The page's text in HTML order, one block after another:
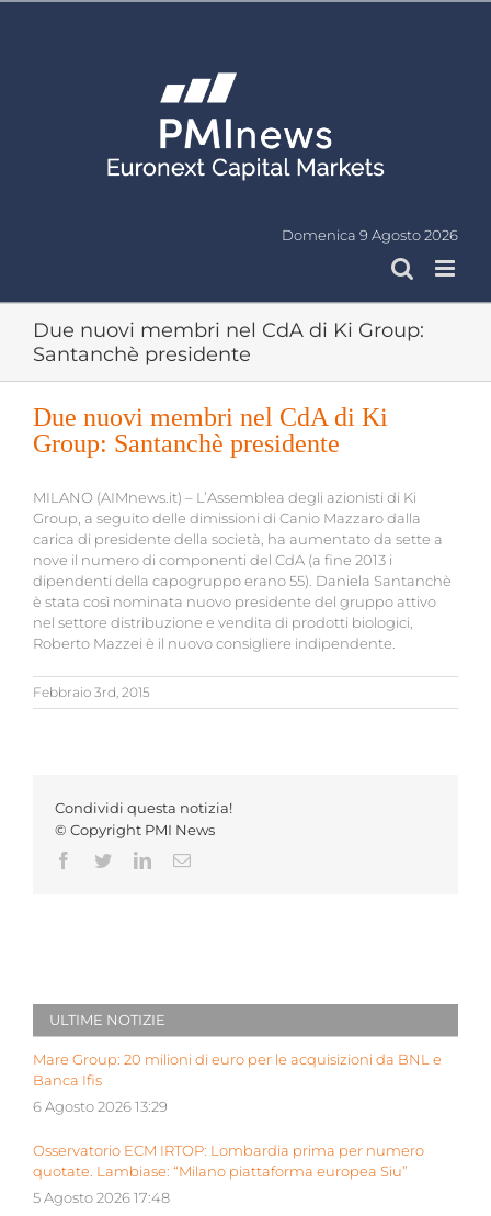
Domenica 9 Agosto 2026
Due nuovi membri nel CdA di Ki Group:
Santanchè presidente
Due nuovi membri nel CdA di Ki
Group: Santanchè presidente
MILANO (AIMnews.it) – L’Assemblea degli azionisti di Ki
Group, a seguito delle dimissioni di Canio Mazzaro dalla
carica di presidente della società, ha aumentato da sette a
nove il numero di componenti del CdA (a fine 2013 i
dipendenti della capogruppo erano 55). Daniela Santanchè
è stata così nominata nuovo presidente del gruppo attivo
nel settore distribuzione e vendita di prodotti biologici,
Roberto Mazzei è il nuovo consigliere indipendente.
Febbraio 3rd, 2015
Condividi questa notizia!
© Copyright PMI News
Facebook
TwitterLinkedInEmail
ULTIME NOTIZIE
Mare Group: 20 milioni di euro per le acquisizioni da BNL e
Banca Ifis
6 Agosto 2026 13:29
Osservatorio ECM IRTOP: Lombardia prima per numero
quotate. Lambiase: “Milano piattaforma europea Siu”
5 Agosto 2026 17:48